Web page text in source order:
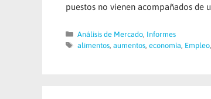
puestos no vienen acompañados de
Categorías
Análisis de Mercado, Informes
Etiquetas
alimentos,aumentos,economía, Empleo,